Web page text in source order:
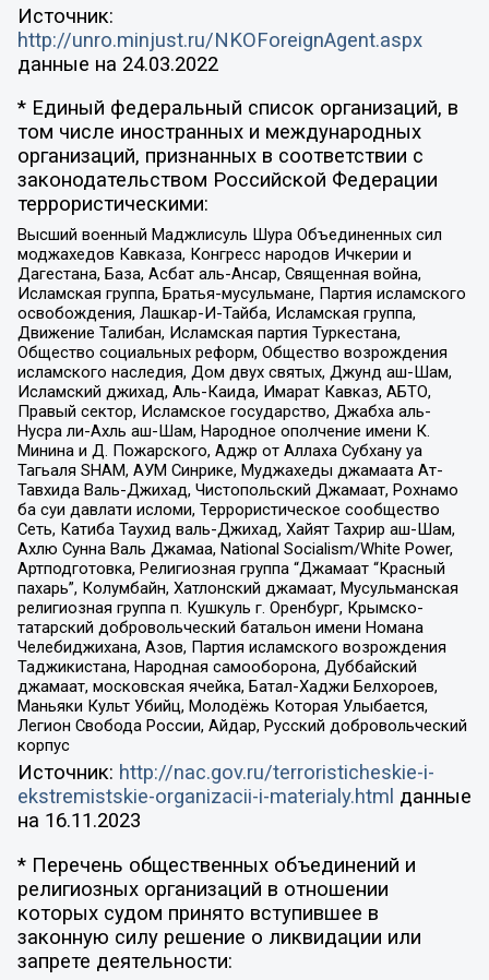
Источник:
http://unro.minjust.ru/NKOForeignAgent.aspx
данные на 24.03.2022
* Единый федеральный список организаций, в
том числе иностранных и международных
организаций, признанных в соответствии с
законодательством Российской Федерации
террористическими:
Высший военный Маджлисуль Шура Объединенных сил
моджахедов Кавказа, Конгресс народов Ичкерии и
Дагестана, База, Асбат аль-Ансар, Священная война,
Исламская группа, Братья-мусульмане, Партия исламского
освобождения, Лашкар-И-Тайба, Исламская группа,
Движение Талибан, Исламская партия Туркестана,
Общество социальных реформ, Общество возрождения
исламского наследия, Дом двух святых, Джунд аш-Шам,
Исламский джихад, Аль-Каида, Имарат Кавказ, АБТО,
Правый сектор, Исламское государство, Джабха аль-
Нусра ли-Ахль аш-Шам, Народное ополчение имени К.
Минина и Д. Пожарского, Аджр от Аллаха Субхану уа
Тагьаля SHAM, АУМ Синрике, Муджахеды джамаата Ат-
Тавхида Валь-Джихад, Чистопольский Джамаат, Рохнамо
ба суи давлати исломи, Террористическое сообщество
Сеть, Катиба Таухид валь-Джихад, Хайят Тахрир аш-Шам,
Ахлю Сунна Валь Джамаа, National Socialism/White Power,
Артподготовка, Религиозная группа “Джамаат “Красный
пахарь”, Колумбайн, Хатлонский джамаат, Мусульманская
религиозная группа п. Кушкуль г. Оренбург, Крымско-
татарский добровольческий батальон имени Номана
Челебиджихана, Азов, Партия исламского возрождения
Таджикистана, Народная самооборона, Дуббайский
джамаат, московская ячейка, Батал-Хаджи Белхороев,
Маньяки Культ Убийц, Молодёжь Которая Улыбается,
Легион Свобода России, Айдар, Русский добровольческий
корпус
Источник: http://nac.gov.ru/terroristicheskie-i-
ekstremistskie-organizacii-i-materialy.html данные
на 16.11.2023
* Перечень общественных объединений и
религиозных организаций в отношении
которых судом принято вступившее в
законную силу решение о ликвидации или
запрете деятельности: